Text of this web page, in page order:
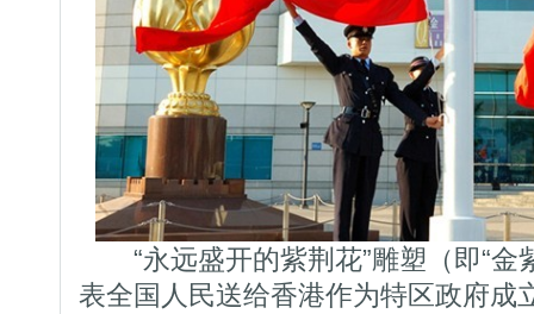
“永远盛开的紫荆花”雕塑（即“金
表全国人民送给香港作为特区政府成